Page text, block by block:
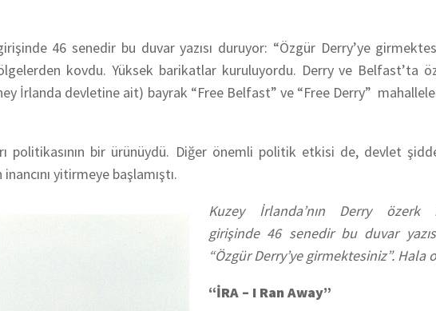
46 senedir bu duvar yazısı duruyor: “Özgür Derry’ye
kovdu. Yüksek barikatlar kuruluyordu. Derry ve Belfast’ta
İrlanda devletine ait) bayrak “Free Belfast” ve “Free Derry”
politikasının bir ürünüydü. Diğer önemli politik etkisi de, devlet
yitirmeye başlamıştı.
Kuzey İrlanda’nın Derry özerk
girişinde 46 senedir bu duvar
“Özgür Derry’ye girmektesiniz”. Hala
“İRA – I Ran Away”